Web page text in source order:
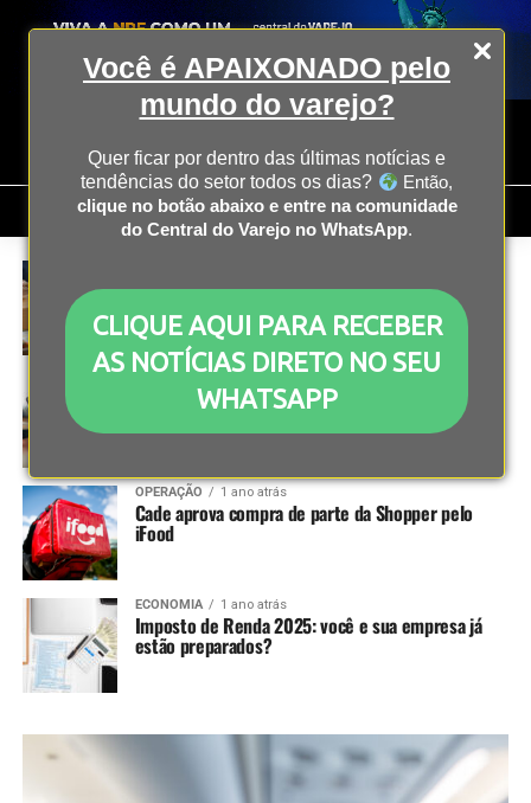
Você é APAIXONADO pelo
mundo do varejo?
Quer ficar por dentro das últimas notícias e
tendências do setor todos os dias?
Então,
clique no botão abaixo e entre na comunidade
do Central do Varejo no WhatsApp.
CLIQUE AQUI PARA RECEBER
AS NOTÍCIAS DIRETO NO SEU
WHATSAPP
Cinco dos dez maiores e-commerces no Brasil são
asiáticos, aponta relatório da Conversion
Diferenças geracionais determinam o
comportamento de compras de moda online
OPERAÇÃO 1 ano atrás
Cade aprova compra de parte da Shopper pelo
iFood
ECONOMIA 1 ano atrás
Imposto de Renda 2025: você e sua empresa já
estão preparados?